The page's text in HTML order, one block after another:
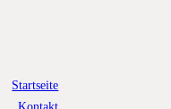
Startseite